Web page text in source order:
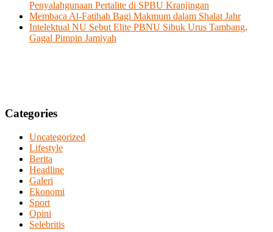
Penyalahgunaan Pertalite di SPBU Kranjingan
Membaca Al-Fatihah Bagi Makmum dalam Shalat Jahr
Intelektual NU Sebut Elite PBNU Sibuk Urus Tambang,
Gagal Pimpin Jamiyah
Categories
Uncategorized
Lifestyle
Berita
Headline
Galeri
Ekonomi
Sport
Opini
Selebritis